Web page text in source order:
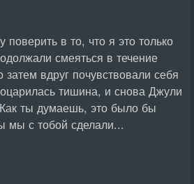
в то, что я это только
смеяться в течение
затем вдруг почувствовали себя
тишина, и снова Джули
ты думаешь, это было бы
мы с тобой сделали...